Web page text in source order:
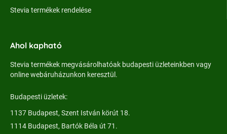
Stevia termékek rendelése
Ahol kapható
Stevia termékek megvásárolhatóak budapesti üzleteinkben vagy
online webáruházunkon keresztül.
Budapesti üzletek:
1137 Budapest, Szent István körút 18.
1114 Budapest, Bartók Béla út 71.